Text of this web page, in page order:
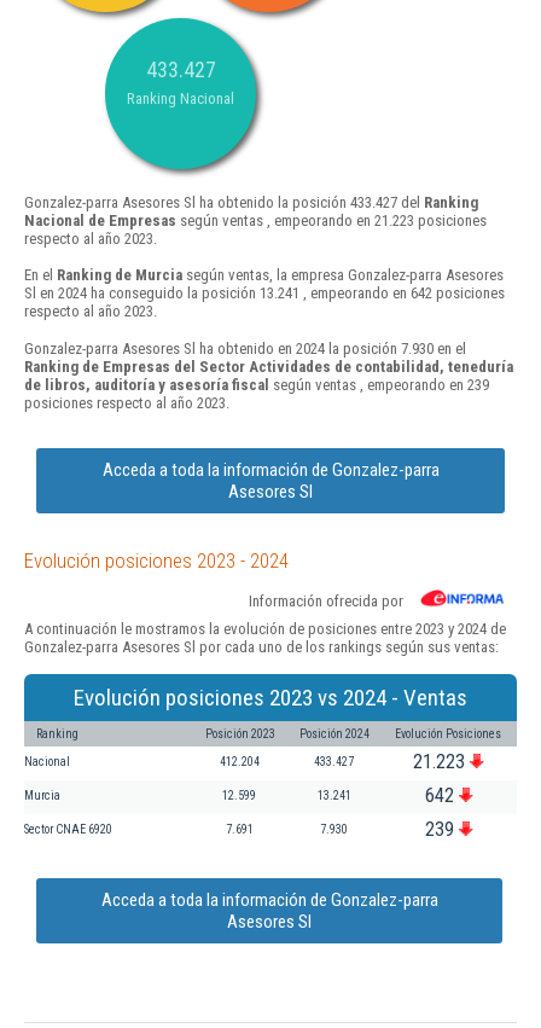
433.427
Ranking Nacional
Gonzalez-parra Asesores Sl ha obtenido la posición 433.427 del Ranking
Nacional de Empresas según ventas , empeorando en 21.223 posiciones
respecto al año 2023.
En el Ranking de Murcia según ventas, la empresa Gonzalez-parra Asesores
Sl en 2024 ha conseguido la posición 13.241 , empeorando en 642 posiciones
respecto al año 2023.
Gonzalez-parra Asesores Sl ha obtenido en 2024 la posición 7.930 en el
Ranking de Empresas del Sector Actividades de contabilidad, teneduría
de libros, auditoría y asesoría fiscal según ventas , empeorando en 239
posiciones respecto al año 2023.
Acceda a toda la información de Gonzalez-parra
Asesores Sl
Evolución posiciones 2023 - 2024
Información ofrecida por
A continuación le mostramos la evolución de posiciones entre 2023 y 2024 de
Gonzalez-parra Asesores Sl por cada uno de los rankings según sus ventas:
Evolución posiciones 2023 vs 2024 - Ventas
Ranking Posición 2023 Posición 2024 Evolución Posiciones
Nacional 412.204 433.427 21.223
Murcia 12.599 13.241 642
Sector CNAE 6920 7.691 7.930 239
Acceda a toda la información de Gonzalez-parra
Asesores Sl